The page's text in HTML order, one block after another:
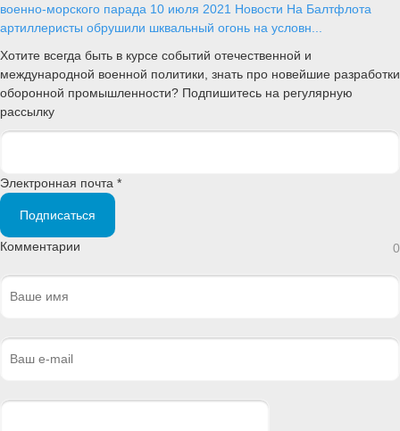
военно-морского парада 10 июля 2021 Новости На Балтфлота
артиллеристы обрушили шквальный огонь на условн...
Хотите всегда быть в курсе событий отечественной и
международной военной политики, знать про новейшие разработки
оборонной промышленности? Подпишитесь на регулярную
рассылку
Электронная почта *
Подписаться
Комментарии 0